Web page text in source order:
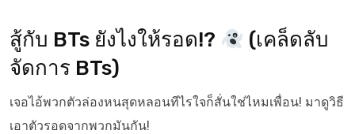
สู้กับ BTs ยังไงให้รอด!?
(เคล็ดลับ
จัดการ BTs)
เจอไอ้พวกตัวล่องหนสุดหลอนทีไรใจก็สั่นใช่ไหมเพื่อน! มาดูวิธี
เอาตัวรอดจากพวกมันกัน!